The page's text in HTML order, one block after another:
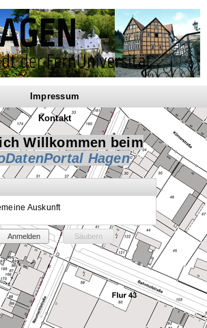
Impressum
Kontakt
Willkommen beim
Hagen
Auskunft
Anmelden Säubern